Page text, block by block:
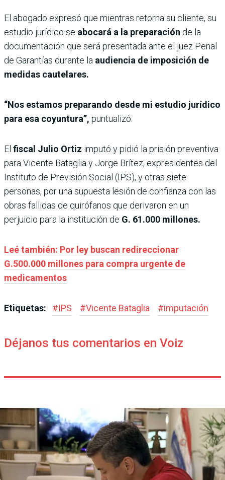
El abogado expresó que mientras retorna su cliente, su
estudio jurídico se abocará a la preparación de la
documentación que será presentada ante el juez Penal
de Garantías durante la audiencia de imposición de
medidas cautelares.
“Nos estamos preparando desde mi estudio jurídico
para esa coyuntura”, puntualizó.
El fiscal Julio Ortiz imputó y pidió la prisión preventiva
para Vicente Bataglia y Jorge Brítez, expresidentes del
Instituto de Previsión Social (IPS), y otras siete
personas, por una supuesta lesión de confianza con las
obras fallidas de quirófanos que derivaron en un
perjuicio para la institución de G. 61.000 millones.
Leé también: Por ley buscan redireccionar
G.500.000 millones para compra urgente de
medicamentos
Etiquetas: #IPS #Vicente Bataglia #imputación
Déjanos tus comentarios en Voiz